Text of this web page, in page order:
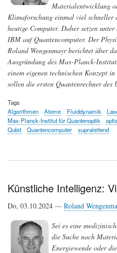
Materialentwicklung
Klimaforschung einmal viel schneller
heutige Computer. Daher setzen
IBM auf Quantencomputer. Der
Roland Wengenmayr berichtet über
Ausgründung des Max-Planck-
einem eigenen technischen Konzept
sollen die ersten Quantenrechner
Tags
Algorithmen
Atome Fluiddynamik
Max-Planck-Institut für Quantenoptik
Qubit
Quantencomputer supraleitend
Künstliche Intelligenz:
Do, 03.10.2024 — Roland
Sei es eine
die Suche nach
Energiewende oder